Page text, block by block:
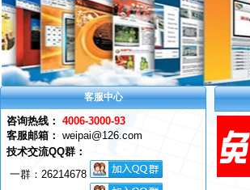
客服中心
咨询热线： 4006-3000-93
客服邮箱： weipai@126.com
技术交流QQ群：
一群： 26214678